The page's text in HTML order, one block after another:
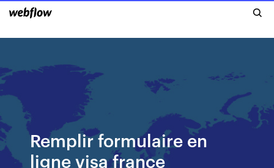
Remplir formulaire en
ligne visa france